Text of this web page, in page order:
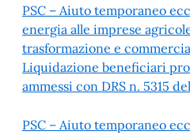
PSC – Aiuto temporaneo
energia alle imprese
trasformazione e
Liquidazione beneficiari
ammessi con DRS n. 5315
PSC – Aiuto temporaneo